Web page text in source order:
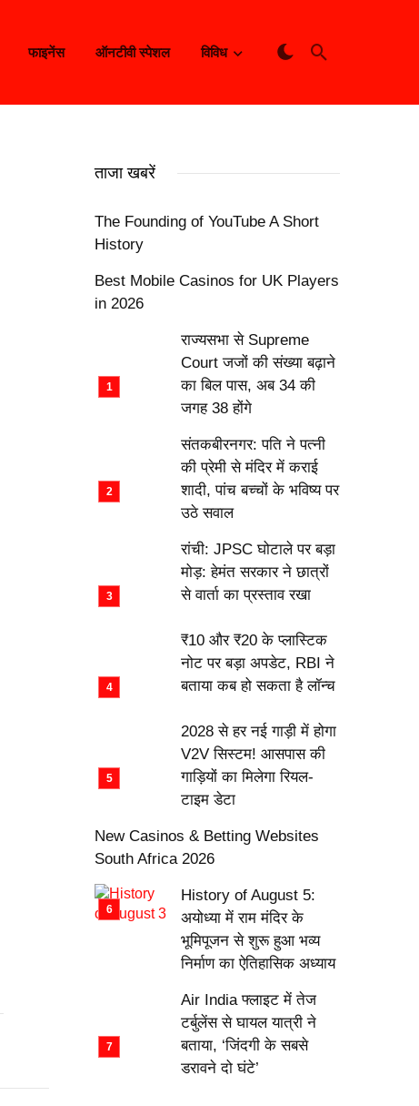
फाइनेंस ऑनटीवी स्पेशल विविध
ताजा खबरें
The Founding of YouTube A Short
History
Best Mobile Casinos for UK Players
in 2026
राज्यसभा से Supreme
Court जजों की संख्या बढ़ाने
का बिल पास, अब 34 की
जगह 38 होंगे
संतकबीरनगर: पति ने पत्नी
की प्रेमी से मंदिर में कराई
शादी, पांच बच्चों के भविष्य पर
उठे सवाल
रांची: JPSC घोटाले पर बड़ा
मोड़: हेमंत सरकार ने छात्रों
से वार्ता का प्रस्ताव रखा
₹10 और ₹20 के प्लास्टिक
नोट पर बड़ा अपडेट, RBI ने
बताया कब हो सकता है लॉन्च
2028 से हर नई गाड़ी में होगा
V2V सिस्टम! आसपास की
गाड़ियों का मिलेगा रियल-
टाइम डेटा
New Casinos & Betting Websites
South Africa 2026
History of August 5:
अयोध्या में राम मंदिर के
भूमिपूजन से शुरू हुआ भव्य
निर्माण का ऐतिहासिक अध्याय
Air India फ्लाइट में तेज
टर्बुलेंस से घायल यात्री ने
बताया, ‘जिंदगी के सबसे
डरावने दो घंटे’